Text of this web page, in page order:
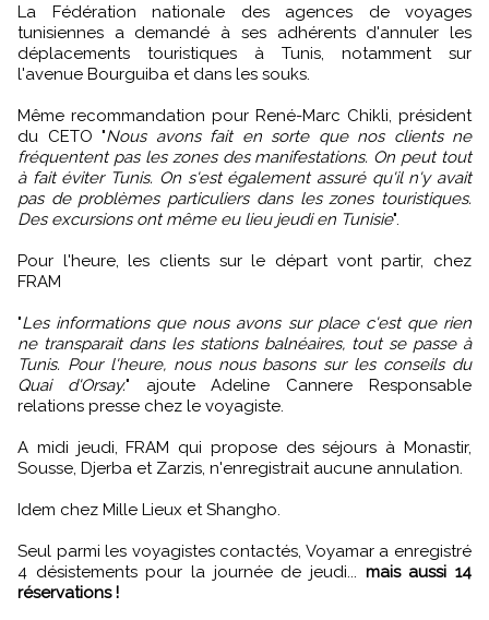
La Fédération nationale des agences de voyages
tunisiennes a demandé à ses adhérents d'annuler les
déplacements touristiques à Tunis, notamment sur
l'avenue Bourguiba et dans les souks.
Même recommandation pour René-Marc Chikli, président
du CETO "Nous avons fait en sorte que nos clients ne
fréquentent pas les zones des manifestations. On peut tout
à fait éviter Tunis. On s'est également assuré qu'il n'y avait
pas de problèmes particuliers dans les zones touristiques.
Des excursions ont même eu lieu jeudi en Tunisie".
Pour l'heure, les clients sur le départ vont partir, chez
FRAM
"Les informations que nous avons sur place c'est que rien
ne transparait dans les stations balnéaires, tout se passe à
Tunis. Pour l'heure, nous nous basons sur les conseils du
Quai d'Orsay." ajoute Adeline Cannere Responsable
relations presse chez le voyagiste.
A midi jeudi, FRAM qui propose des séjours à Monastir,
Sousse, Djerba et Zarzis, n'enregistrait aucune annulation.
Idem chez Mille Lieux et Shangho.
Seul parmi les voyagistes contactés, Voyamar a enregistré
4 désistements pour la journée de jeudi... mais aussi 14
réservations !